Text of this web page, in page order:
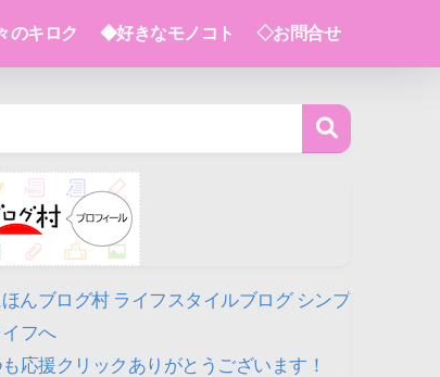
のキロク ◆好きなモノコト ◇お問合せ
応援クリックありがとうございます！